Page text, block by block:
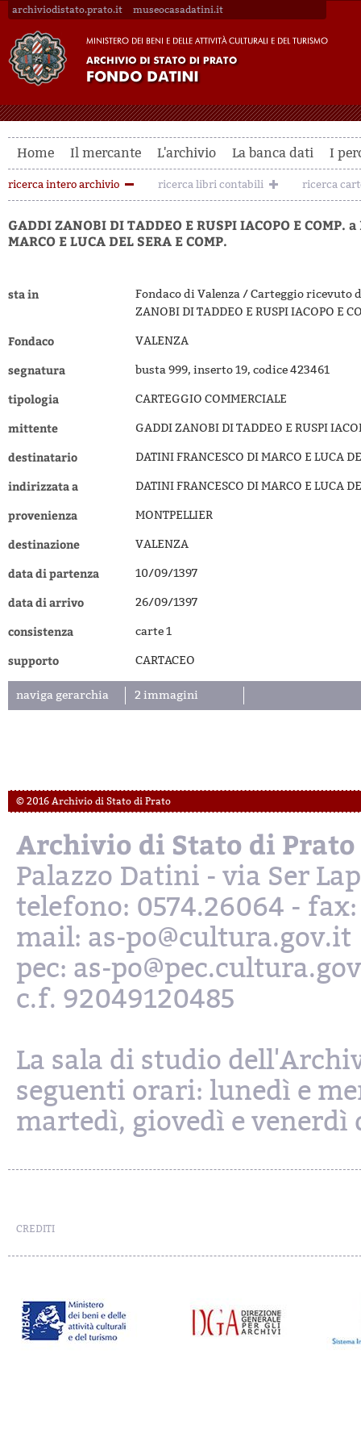
archiviodistato.prato.it museocasadatini.it
Home Il mercante L'archivio La banca dati I
ricerca intero archivio ricerca libri contabili ricerca
GADDI ZANOBI DI TADDEO E RUSPI IACOPO E COMP.
MARCO E LUCA DEL SERA E COMP.
sta in
Fondaco di Valenza / Carteggio ricevuto
ZANOBI DI TADDEO E RUSPI IACOPO E
Fondaco VALENZA
segnatura busta 999, inserto 19, codice 423461
tipologia CARTEGGIO COMMERCIALE
mittente GADDI ZANOBI DI TADDEO E RUSPI
destinatario DATINI FRANCESCO DI MARCO E LUCA
indirizzata a DATINI FRANCESCO DI MARCO E LUCA
provenienza MONTPELLIER
destinazione VALENZA
data di partenza 10/09/1397
data di arrivo 26/09/1397
consistenza carte 1
supporto CARTACEO
naviga gerarchia 2 immagini
© 2016 Archivio di Stato di Prato
Archivio di Stato di Prato
Palazzo Datini - via Ser
telefono: 0574.26064 - fax:
mail: as-po@cultura.gov.it
pec: as-
c.f. 92049120485
La sala di studio
seguenti orari: lunedì e
martedì, giovedì e venerdì
CREDITI